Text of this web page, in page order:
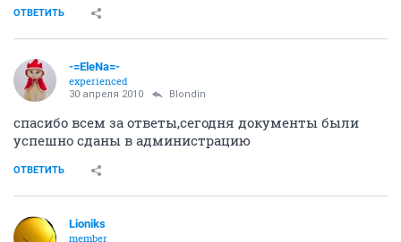
ОТВЕТИТЬ
-=EleNa=-
experienced
30 апреля 2010 Blondin
спасибо всем за ответы,сегодня документы были
успешно сданы в администрацию
ОТВЕТИТЬ
Lioniks
member